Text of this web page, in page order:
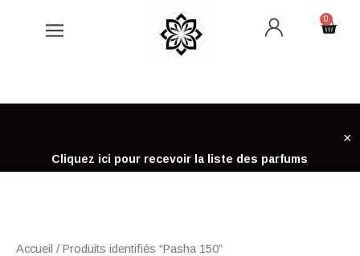
0
Cart
Cliquez ici pour recevoir la liste des parfums
×
Accueil / Produits identifiés “Pasha 150”